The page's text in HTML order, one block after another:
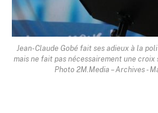
Jean-Claude Gobé fait ses adieux à la
mais ne fait pas nécessairement une
Photo 2M.Media – Archives -